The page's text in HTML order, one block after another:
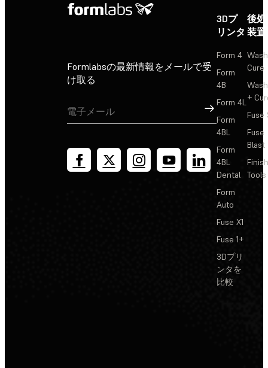
Formlabsの最新情報をメールで受
け取る
サインアップ
3Dプ
リンタ
Form 4
Form
4B
Form 4L
Form
4BL
Form
4BL
Dental
Form
Auto
Fuse X1
Fuse 1+
3Dプリ
ンタを
比較
後
装置
Cure
+
Fuse
Fuse
Blast
Tools